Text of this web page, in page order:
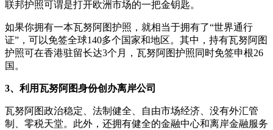
联邦护照可谓是打开欧洲市场的一把金钥匙。
如果你拥有一本瓦努阿图护照，就相当于拥有了“世界通行
证”，可以免签全球140多个国家和地区。其中，持有瓦努阿图
护照可在香港驻留长达3个月，瓦努阿图护照同时免签申根26
国。
3、利用瓦努阿图身份创办离岸公司
瓦努阿图政治稳定、法制健全、自由市场经济、没有外汇管
制、零税天堂。此外，还拥有健全的金融中心和离岸金融服务